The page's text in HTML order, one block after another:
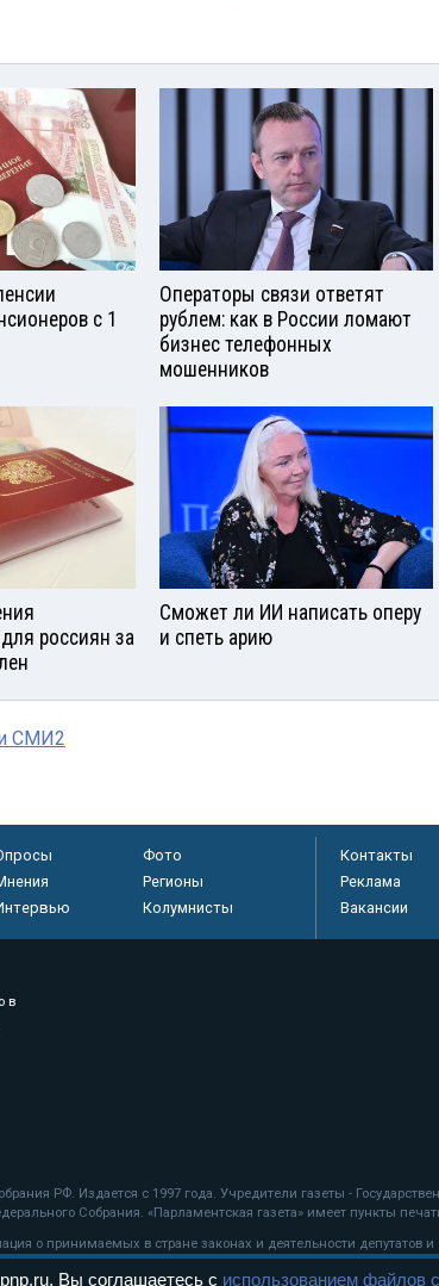
с 1
Операторы связи ответят
рублем: как в России ломают
бизнес телефонных
мошенников
россиян за
Сможет ли ИИ написать оперу
и спеть арию
СМИ2
Фото
Регионы
Колумнисты
Контакты
Реклама
Вакансии
в
РФ. Издается с 1997 года. Учредители газеты -
Собрания. «Парламентская газета» имеет пункты
о принимаемых в стране законах и деятельности депутатов
Вы соглашаетесь с использованием файлов